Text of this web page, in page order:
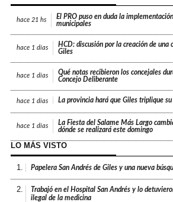
hace 21 hs
El PRO puso en duda la
municipales
hace 1 días
HCD: discusión por la creación de una
Giles
hace 1 días
Qué notas recibieron los concejales
Concejo Deliberante
hace 1 días La provincia hará que Giles triplique
hace 1 días
La Fiesta del Salame Más Largo
dónde se realizará este domingo
LO MÁS VISTO
1. Papelera San Andrés de Giles y una nueva
2.
Trabajó en el Hospital San Andrés y lo
ilegal de la medicina